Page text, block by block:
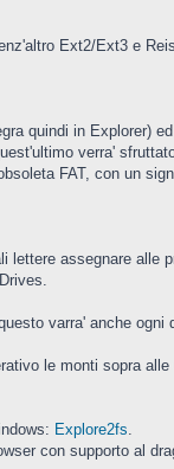
Ext2/Ext3 e
quindi in Explorer)
verra'
FAT, con un
lettere assegnare alle
varra' anche
le monti sopra
Explore2fs.
con supporto al